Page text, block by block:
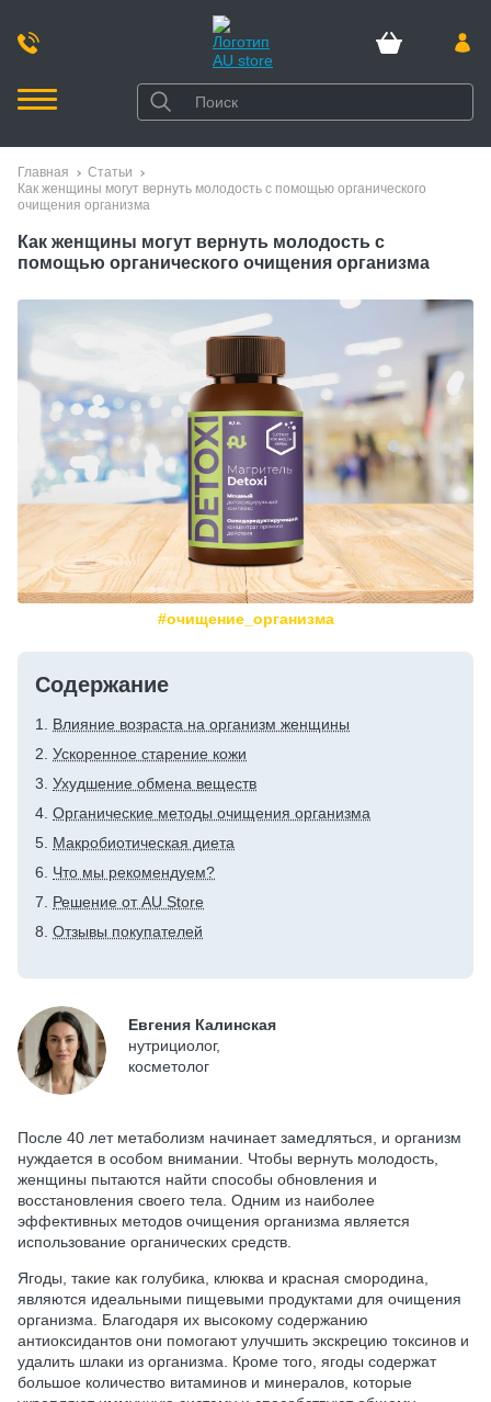
Главная
Статьи
Как женщины могут вернуть молодость с помощью органического
очищения организма
Как женщины могут вернуть молодость с
помощью органического очищения организма
#очищение_организма
Содержание
Влияние возраста на организм женщины
Ускоренное старение кожи
Ухудшение обмена веществ
Органические методы очищения организма
Макробиотическая диета
Что мы рекомендуем?
Решение от AU Store
Отзывы покупателей
Евгения Калинская
нутрициолог,
косметолог
После 40 лет метаболизм начинает замедляться, и организм
нуждается в особом внимании. Чтобы вернуть молодость,
женщины пытаются найти способы обновления и
восстановления своего тела. Одним из наиболее
эффективных методов очищения организма является
использование органических средств.
Ягоды, такие как голубика, клюква и красная смородина,
являются идеальными пищевыми продуктами для очищения
организма. Благодаря их высокому содержанию
антиоксидантов они помогают улучшить экскрецию токсинов и
удалить шлаки из организма. Кроме того, ягоды содержат
большое количество витаминов и минералов, которые